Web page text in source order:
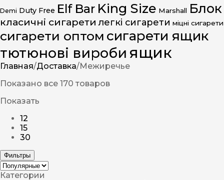
Demi Duty Free Elf Bar King Size Marshall Блок
класичні сигарети легкі сигарети міцні сигарети
сигарети оптом сигарети ящик
тютюнові вироби ящик
Главная/Доставка/Межиречье
Показано все 170 товаров
Показать
12
15
30
Фильтры
Категории